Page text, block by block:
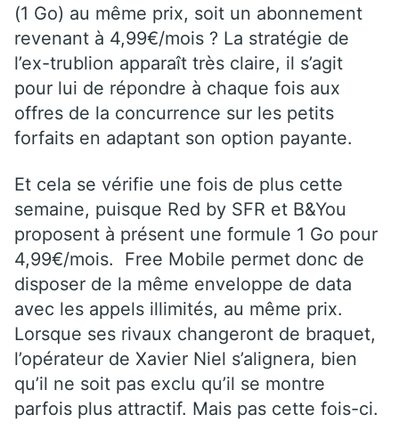
(1 Go) au même prix, soit un abonnement
revenant à 4,99€/mois ? La stratégie de
l’ex-trublion apparaît très claire, il s’agit
pour lui de répondre à chaque fois aux
offres de la concurrence sur les petits
forfaits en adaptant son option payante.
Et cela se vérifie une fois de plus cette
semaine, puisque Red by SFR et B&You
proposent à présent une formule 1 Go pour
4,99€/mois. Free Mobile permet donc de
disposer de la même enveloppe de data
avec les appels illimités, au même prix.
Lorsque ses rivaux changeront de braquet,
l’opérateur de Xavier Niel s’alignera, bien
qu’il ne soit pas exclu qu’il se montre
parfois plus attractif. Mais pas cette fois-ci.